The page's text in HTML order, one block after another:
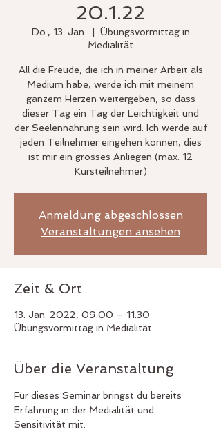
20.1.22
Do., 13. Jan.
Übungsvormittag in
Medialität
All die Freude, die ich in meiner Arbeit als
Medium habe, werde ich mit meinem
ganzem Herzen weitergeben, so dass
dieser Tag ein Tag der Leichtigkeit und
der Seelennahrung sein wird. Ich werde auf
jeden Teilnehmer eingehen können, dies
ist mir ein grosses Anliegen (max. 12
Kursteilnehmer)
Anmeldung abgeschlossen
Veranstaltungen ansehen
Zeit & Ort
13. Jan. 2022, 09:00 – 11:30
Übungsvormittag in Medialität
Über die Veranstaltung
Für dieses Seminar bringst du bereits
Erfahrung in der Medialität und
Sensitivität mit.